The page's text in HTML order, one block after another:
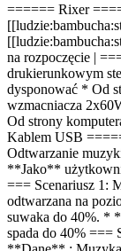
====== Rixer
na rozpoczęcie |
drukierunkowym
dysponować * Od
wzmacniacza
Od strony
Kablem USB
Odtwarzanie
**Jako**
=== Scenariusz 1:
odtwarzana na
suwaka do 40%. *
spada do 40% ===